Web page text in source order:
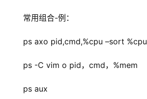
常用组合-例：
ps axo pid,cmd,%cpu –sort %cpu
ps -C vim o pid，cmd，%mem
ps aux